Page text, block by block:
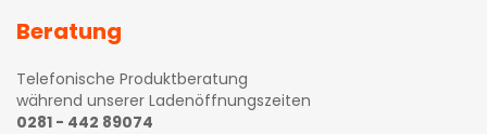
Beratung
Telefonische Produktberatung
während unserer Ladenöffnungszeiten
0281 - 442 89074